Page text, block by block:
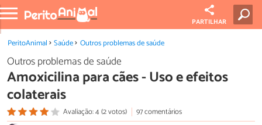
PARTILHAR
PeritoAnimal Saúde Outros problemas de saúde
Outros problemas de saúde
Amoxicilina para cães - Uso e efeitos
colaterais
Avaliação: 4 (2 votos)
97 comentários